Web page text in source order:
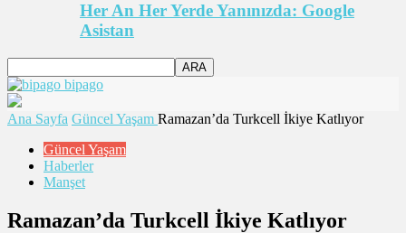
Her An Her Yerde Yanınızda: Google
Asistan
bipago
Ana Sayfa Güncel Yaşam Ramazan’da Turkcell İkiye Katlıyor
Güncel Yaşam
Haberler
Manşet
Ramazan’da Turkcell İkiye Katlıyor